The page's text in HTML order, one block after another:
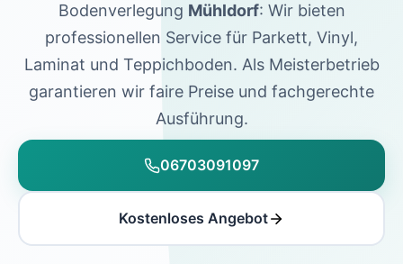
Bodenverlegung Mühldorf: Wir bieten
professionellen Service für Parkett, Vinyl,
Laminat und Teppichboden. Als Meisterbetrieb
garantieren wir faire Preise und fachgerechte
Ausführung.
06703091097
Kostenloses Angebot